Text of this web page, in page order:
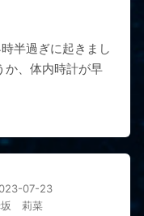
半過ぎに起きまし
か、体内時計が早
07-23
坂 莉菜